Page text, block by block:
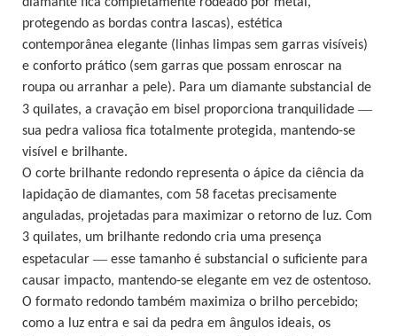
protegendo as bordas contra lascas), estética
contemporânea elegante (linhas limpas sem garras visíveis)
e conforto prático (sem garras que possam enroscar na
roupa ou arranhar a pele). Para um diamante substancial de
3 quilates, a cravação em bisel proporciona tranquilidade —
sua pedra valiosa fica totalmente protegida, mantendo-se
visível e brilhante.
O corte brilhante redondo representa o ápice da ciência da
lapidação de diamantes, com 58 facetas precisamente
anguladas, projetadas para maximizar o retorno de luz. Com
3 quilates, um brilhante redondo cria uma presença
espetacular — esse tamanho é substancial o suficiente para
causar impacto, mantendo-se elegante em vez de ostentoso.
O formato redondo também maximiza o brilho percebido;
como a luz entra e sai da pedra em ângulos ideais, os